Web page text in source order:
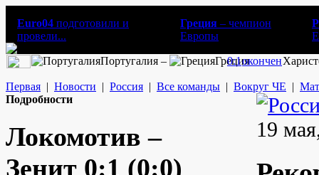
Euro04 подготовили и
провели...
Греция – чемпион
Европы
Португалия – Греция
0:1окончен
Первая | Новости | Россия | Все команды | Вокруг ЧЕ |
Подробности
Локомотив –
Зенит 0:1 (0:0)
19